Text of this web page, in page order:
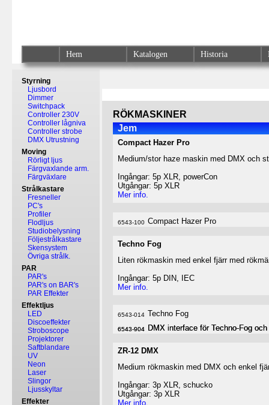
Styrning
Ljusbord
Dimmer
Switchpack
Controller 230V
Controller lågniva
Controller strobe
DMX Utrustning
Moving
Rörligt ljus
Färgvaxlande arm.
Färgväxlare
Strålkastare
Fresneller
PC's
Profiler
Flodljus
Studiobelysning
Följestrålkastare
Skensystem
Övriga strålk.
PAR
PAR's
PAR's on BAR's
PAR Effekter
Effektljus
LED
Discoeffekter
Stroboscope
Projektorer
Saftblandare
UV
Neon
Laser
Slingor
Ljusskyltar
Effekter
RÖKMASKINER
Jem
Compact Hazer Pro
Medium/stor haze maskin med DMX och
Ingångar: 5p XLR, powerCon
Utgångar: 5p XLR
Mer info.
6543-100 Compact Hazer Pro
Techno Fog
Liten rökmaskin med enkel fjärr med
Ingångar: 5p DIN, IEC
Mer info.
6543-014 Techno Fog
6543-904 DMX interface för Techno-Fog och
6543-904 DMX interface för Techno-Fog och
ZR-12 DMX
Medium rökmaskin med DMX och enkel
Ingångar: 3p XLR, schucko
Utgångar: 3p XLR
Mer info.
Hem Katalogen Historia